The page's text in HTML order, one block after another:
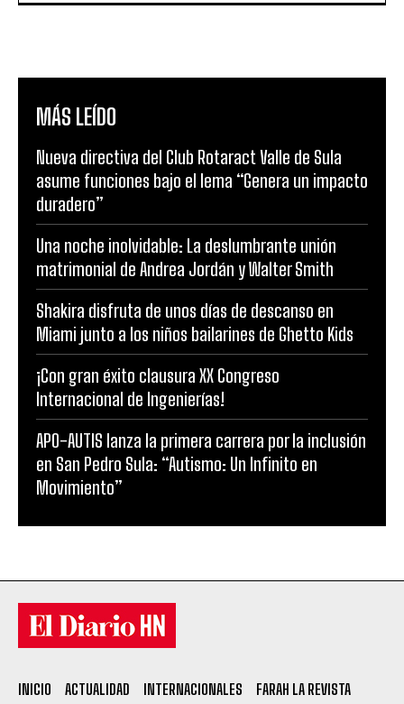
MÁS LEÍDO
Nueva directiva del Club Rotaract Valle de Sula
asume funciones bajo el lema “Genera un impacto
duradero”
Una noche inolvidable: La deslumbrante unión
matrimonial de Andrea Jordán y Walter Smith
Shakira disfruta de unos días de descanso en
Miami junto a los niños bailarines de Ghetto Kids
¡Con gran éxito clausura XX Congreso
Internacional de Ingenierías!
APO-AUTIS lanza la primera carrera por la inclusión
en San Pedro Sula: “Autismo: Un Infinito en
Movimiento”
INICIO ACTUALIDAD INTERNACIONALES
FARAH LA REVISTA